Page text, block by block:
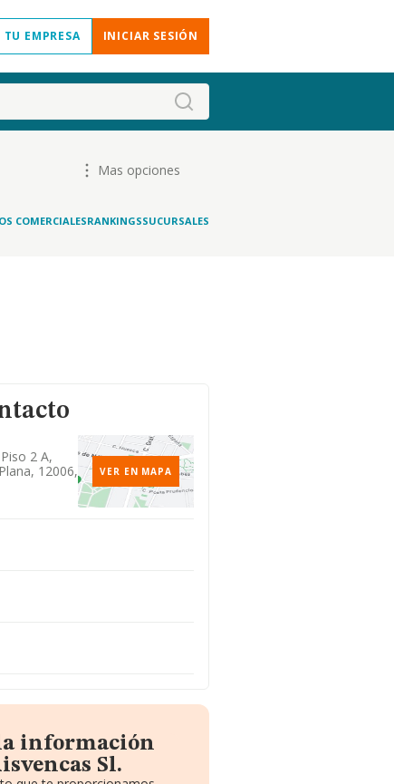
TU EMPRESA INICIAR SESIÓN
Mas opciones
COMERCIALESRANKINGSSUCURSALES
2 A,
12006,
VER EN MAPA
información
Sl.